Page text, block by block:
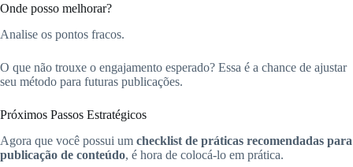
Onde posso melhorar?
Analise os pontos fracos.
O que não trouxe o engajamento esperado? Essa é a chance de ajustar
seu método para futuras publicações.
Próximos Passos Estratégicos
Agora que você possui um checklist de práticas recomendadas para
publicação de conteúdo, é hora de colocá-lo em prática.